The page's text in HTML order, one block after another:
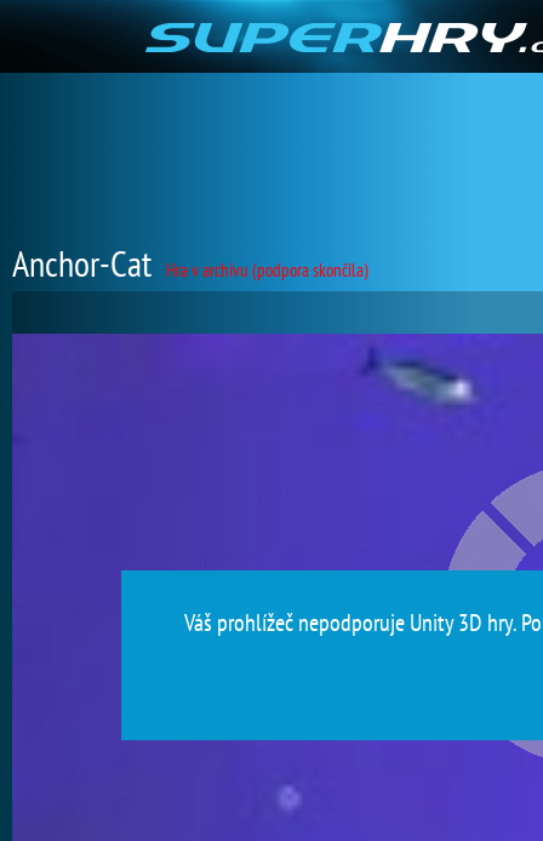
Anchor-Cat Hra v archivu (podpora skončila)
Váš prohlížeč nepodporuje Unity 3D hry.